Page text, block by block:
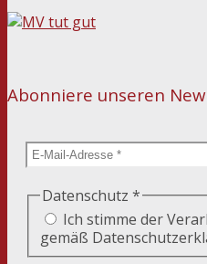
Abonniere unseren
Datenschutz *
Ich stimme der
gemäß